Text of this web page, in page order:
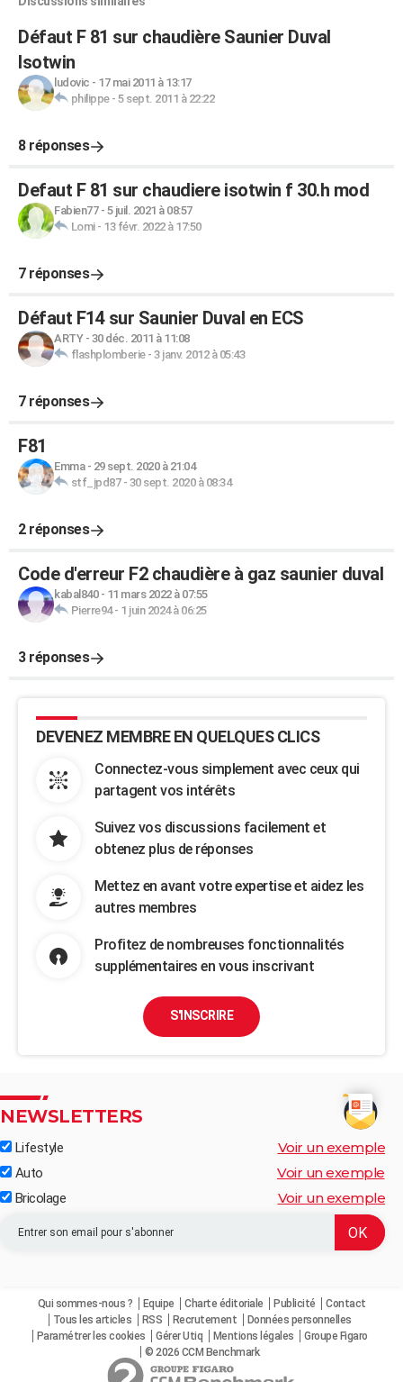
Défaut F 81 sur chaudière Saunier Duval
Isotwin
ludovic - 17 mai 2011 à 13:17
philippe- 5 sept. 2011 à 22:22
8 réponses
Defaut F 81 sur chaudiere isotwin f 30.h mod
Fabien77- 5 juil. 2021 à 08:57
Lomi- 13 févr. 2022 à 17:50
7 réponses
Défaut F14 sur Saunier Duval en ECS
ARTY- 30 déc. 2011 à 11:08
flashplomberie- 3 janv. 2012 à 05:43
7 réponses
F81
Emma- 29 sept. 2020 à 21:04
stf_jpd87- 30 sept. 2020 à 08:34
2 réponses
Code d'erreur F2 chaudière à gaz saunier duval
kabal840- 11 mars 2022 à 07:55
Pierre94- 1 juin 2024 à 06:25
3 réponses
DEVENEZ MEMBRE EN QUELQUES CLICS
Connectez-vous simplement avec ceux qui
partagent vos intérêts
Suivez vos discussions facilement et
obtenez plus de réponses
Mettez en avant votre expertise et aidez les
autres membres
Profitez de nombreuses fonctionnalités
supplémentaires en vous inscrivant
S'INSCRIRE
NEWSLETTERS
Lifestyle Voir un exemple
Auto Voir un exemple
Bricolage Voir un exemple
Qui sommes-nous ? Equipe Charte éditoriale Publicité
Contact
Tous les articles
RSS Recrutement
Données personnelles
Paramétrer les cookies
Gérer Utiq Mentions légales
Groupe Figaro
© 2026 CCM Benchmark